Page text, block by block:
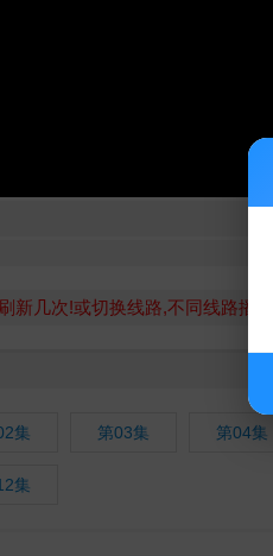
新几次!或切换线路,不同线路播
集 第03集 第04集
集